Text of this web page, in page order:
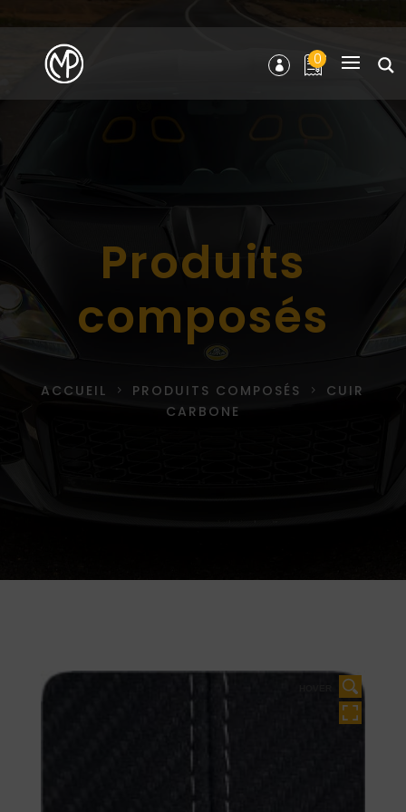
0
Produits
composés
ACCUEIL PRODUITS COMPOSÉS
CUIR
CARBONE